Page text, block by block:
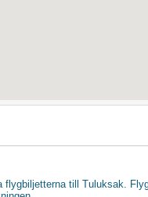
flygbiljetterna till Tuluksak.